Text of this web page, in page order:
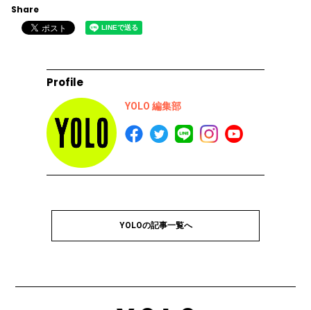
Share
Profile
YOLO 編集部
YOLOの記事一覧へ